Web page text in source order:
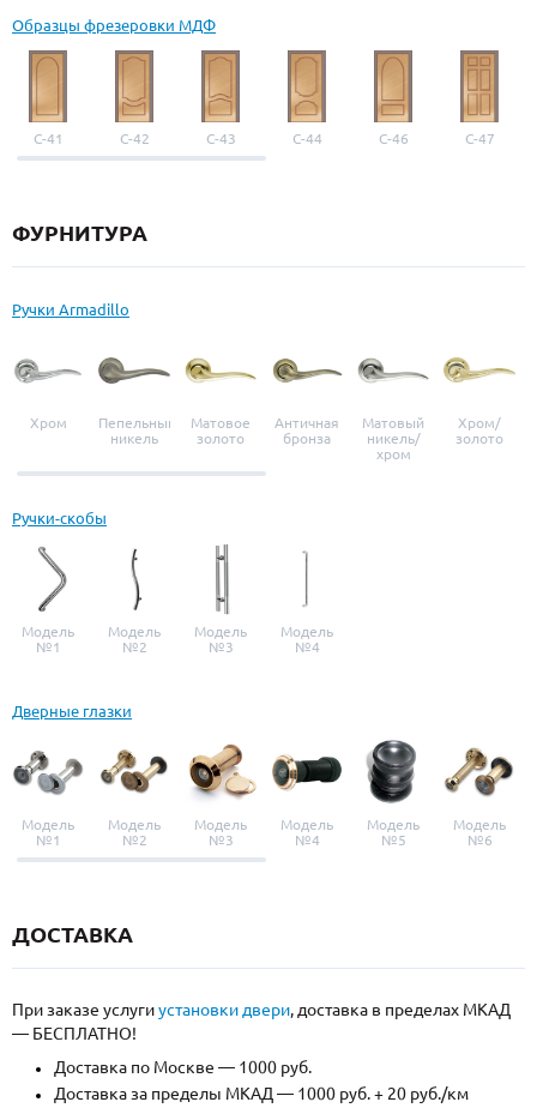
Образцы фрезеровки МДФ
С-41 С-42 С-43 С-44 С-46 С-47
ФУРНИТУРА
Ручки Armadillo
Хром
Пепельный
никель
Матовое
золото
Античная
бронза
Матовый
никель/
хром
Хром/
золото
Ручки-скобы
Модель
№1
Модель
№2
Модель
№3
Модель
№4
Дверные глазки
Модель
№1
Модель
№2
Модель
№3
Модель
№4
Модель
№5
Модель
№6
ДОСТАВКА
При заказе услугиустановки двери, доставка в пределах МКАД
— БЕСПЛАТНО!
Доставка по Москве — 1000 руб.
Доставка за пределы МКАД — 1000 руб. + 20 руб./км